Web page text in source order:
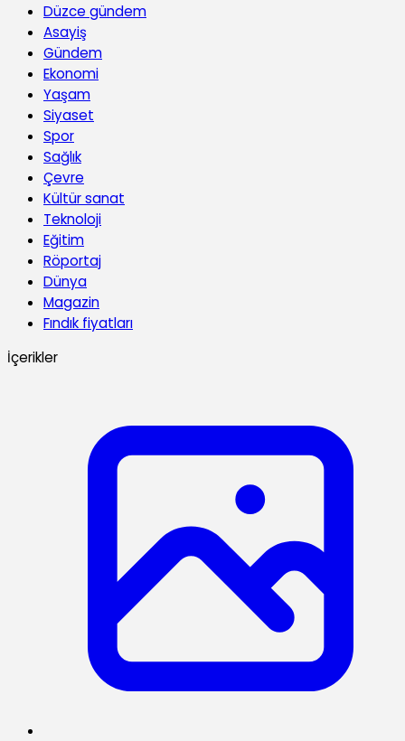
Düzce gündem
Asayiş
Gündem
Ekonomi
Yaşam
Siyaset
Spor
Sağlık
Çevre
Kültür sanat
Teknoloji
Eğitim
Röportaj
Dünya
Magazin
Fındık fiyatları
İçerikler